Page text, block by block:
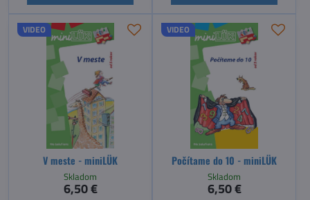
VIDEO
V meste - miniLÜK
Skladom
6,50 €
VIDEO
Počítame do 10 - miniLÜK
Skladom
6,50 €